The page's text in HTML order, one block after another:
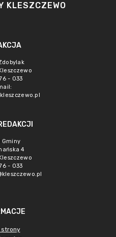
KLESZCZEWO
- 033
Gminy
4
- 033
strony